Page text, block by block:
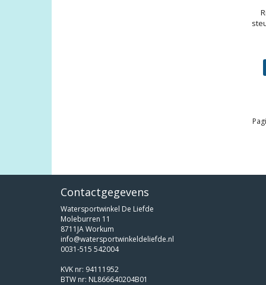
Contactgegevens
Watersportwinkel De Liefde
Moleburren 11
8711JA Workum
info@watersportwinkeldeliefde.nl
0031-515 542004
KVK nr: 94111952
BTW nr: NL866640204B01